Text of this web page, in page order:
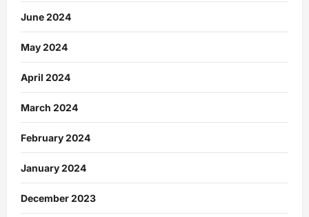
June 2024
May 2024
April 2024
March 2024
February 2024
January 2024
December 2023